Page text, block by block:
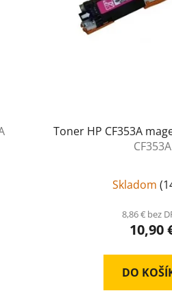
Toner HP CF353A
CF353A
Skladom (
8,86 € bez
10,90
DO